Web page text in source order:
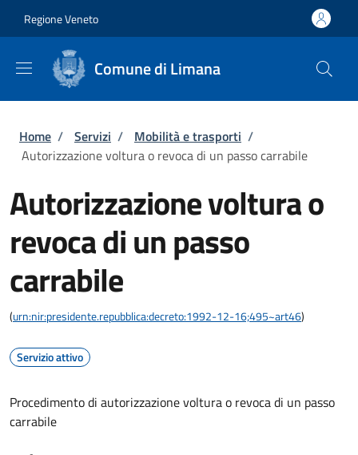
Regione Veneto
Comune di Limana
Briciole di pane
Home / Servizi / Mobilità e trasporti /
Autorizzazione voltura o revoca di un passo carrabile
Autorizzazione voltura o
revoca di un passo
carrabile
(urn:nir:presidente.repubblica:decreto:1992-12-16;495~art46)
Servizio attivo
Procedimento di autorizzazione voltura o revoca di un passo
carrabile